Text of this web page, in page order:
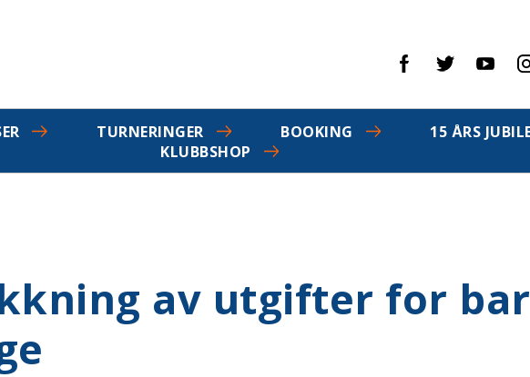
TURNERINGER BOOKING 15 ÅRS
KLUBBSHOP
av utgifter for